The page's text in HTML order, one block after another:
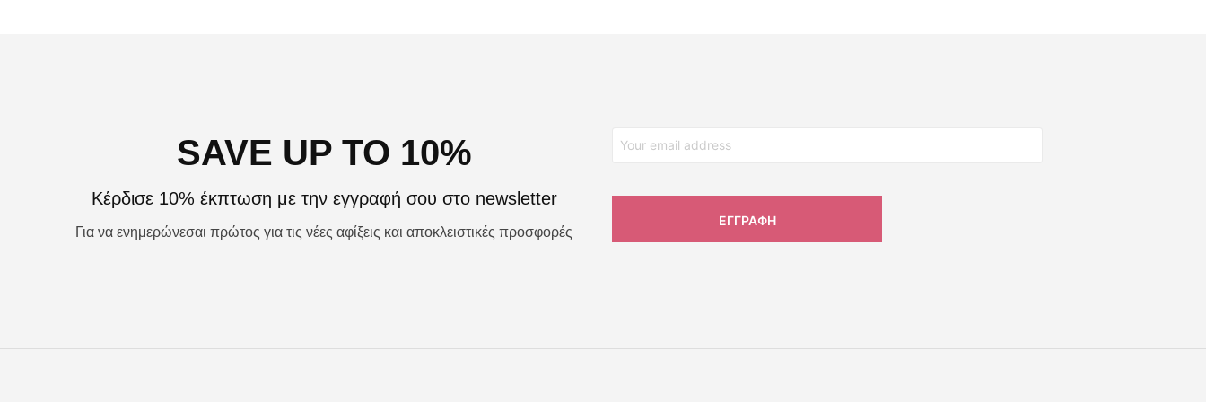
SAVE UP TO 10%
Κέρδισε 10% έκπτωση με την εγγραφή σου στο newsletter
Για να ενημερώνεσαι πρώτος για τις νέες αφίξεις και αποκλειστικές προσφορές